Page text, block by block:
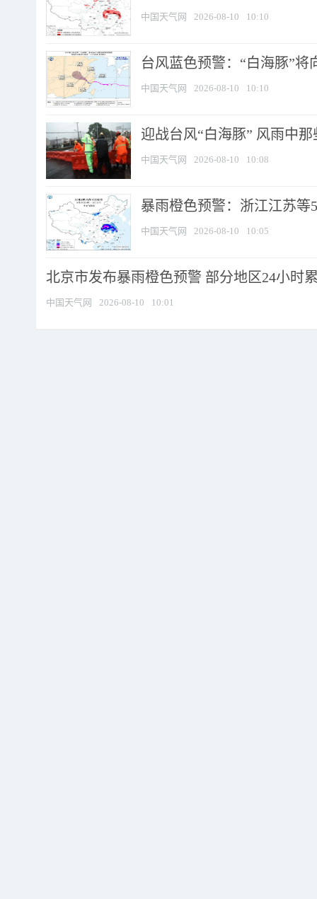
中国天气网 2026-08-10 10:10
台风蓝色预警：“白海豚”
中国天气网 2026-08-10 10:10
迎战台风“白海豚” 风雨中
中国天气网 2026-08-10 10:08
暴雨橙色预警：浙江江苏等
中国天气网 2026-08-10 10:05
北京市发布暴雨橙色预警 部分地区24小时
中国天气网 2026-08-10 10:01